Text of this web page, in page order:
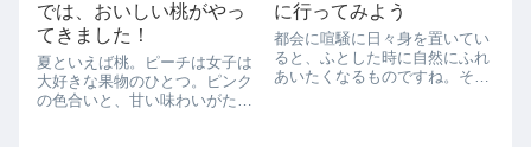
では、おいしい桃がやっ
てきました！
夏といえば桃。ピーチは女子は
大好きな果物のひとつ。ピンク
の色合いと、甘い味わいがたま
に行ってみよう
都会に喧騒に日々身を置いてい
ると、ふとした時に自然にふれ
あいたくなるものですね。そん